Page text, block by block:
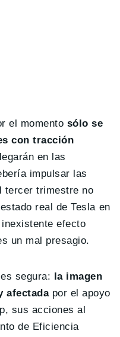
el momento sólo se
con tracción
en las
impulsar las
tercer trimestre no
real de Tesla en
efecto
un mal presagio.
segura:
la imagen
afectadapor el apoyo
sus acciones al
de Eficiencia